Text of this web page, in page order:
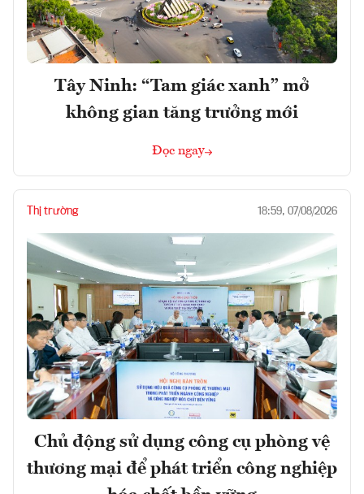
Tây Ninh: “Tam giác xanh” mở
không gian tăng trưởng mới
Đọc ngay
Thị trường 18:59, 07/08/2026
Chủ động sử dụng công cụ phòng vệ
thương mại để phát triển công nghiệp